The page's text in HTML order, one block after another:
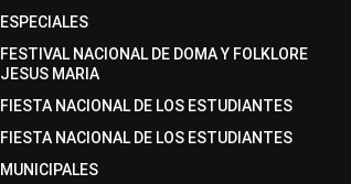
ESPECIALES
FESTIVAL NACIONAL DE DOMA Y FOLKLORE
JESUS MARIA
FIESTA NACIONAL DE LOS ESTUDIANTES
FIESTA NACIONAL DE LOS ESTUDIANTES
MUNICIPALES